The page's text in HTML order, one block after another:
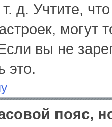
д. Учтите,
могут
вы не
это.
пояс,